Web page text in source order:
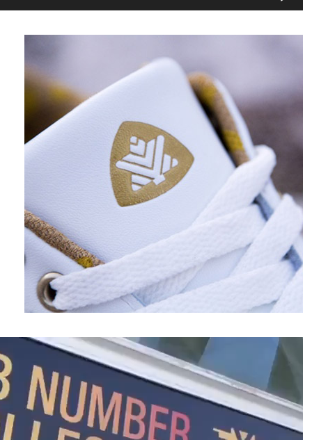
نمایشگر
ویدیو